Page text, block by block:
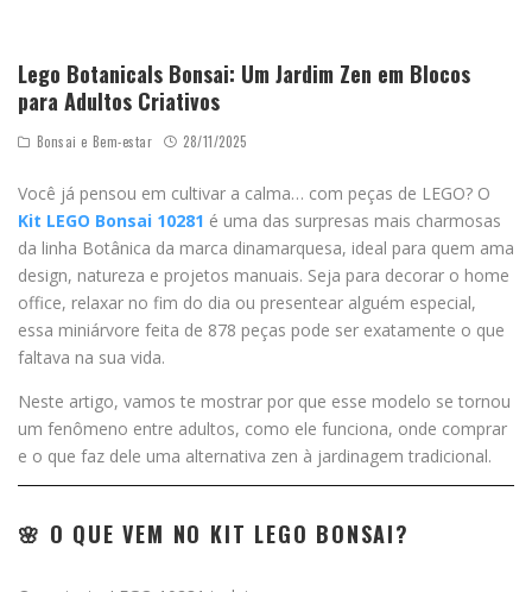
Lego Botanicals Bonsai: Um Jardim Zen em Blocos
para Adultos Criativos
Bonsai e Bem-estar 28/11/2025
Você já pensou em cultivar a calma… com peças de LEGO? O
Kit LEGO Bonsai 10281 é uma das surpresas mais charmosas
da linha Botânica da marca dinamarquesa, ideal para quem ama
design, natureza e projetos manuais. Seja para decorar o home
office, relaxar no fim do dia ou presentear alguém especial,
essa miniárvore feita de 878 peças pode ser exatamente o que
faltava na sua vida.
Neste artigo, vamos te mostrar por que esse modelo se tornou
um fenômeno entre adultos, como ele funciona, onde comprar
e o que faz dele uma alternativa zen à jardinagem tradicional.
🌸 O QUE VEM NO KIT LEGO BONSAI?